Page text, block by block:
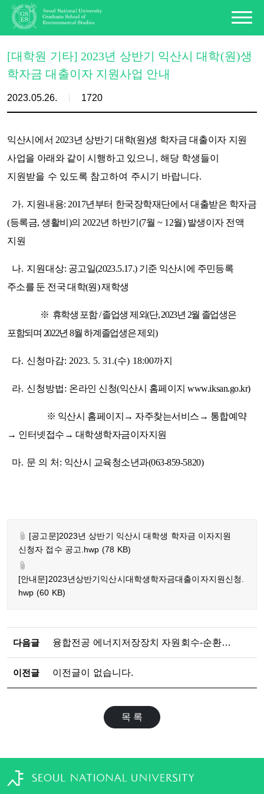
[대학원 기타] 2023년 상반기 익산시 대학(원)생
학자금 대출이자 지원사업 안내
2023.05.26. 1720
익산시에서 2023년 상반기 대학(원)생 학자금 대출이자 지원
사업을 아래와 같이 시행하고 있으니, 해당 학생들이
지원받을 수 있도록 참고하여 주시기 바랍니다.
가. 지원내 용: 2017년부터 한국장학재단에서 대출받은 학자금
(등록금, 생활비)의 2022년 하반기(7월 ~ 12월) 발생이자 전액
지원
나. 지원대상: 공고일(2023.5.17.) 기준 익산시에 주민등록
주소를 둔 전국 대학(원) 재학생
※ 휴학생 포함 / 졸업생 제외(단, 2023년 2월 졸업생은
포함되며 2022년 8월 하계졸업생은 제외)
다. 신청마감: 2023. 5. 31.(수) 18:00까지
라. 신청방법: 온라인 신청(익산시 홈페이지 www.iksan.go.kr)
※ 익산시 홈페이지→ 자주찾는서비스→ 통합예약
→ 인터넷접수→ 대학생학자금이자지원
마. 문 의 처: 익산시 교육청소년과(063-859-5820)
[공고문]2023년 상반기 익산시 대학생 학자금 이자지원
신청자 접수 공고.hwp (78 KB)
[안내문]2023년상반기익산시대학생학자금대출이자지원신청.
hwp (60 KB)
다음글 융합전공 에너지저장장치 자원회수-순환경제 전
이전글 이전글이 없습니다.
목 록